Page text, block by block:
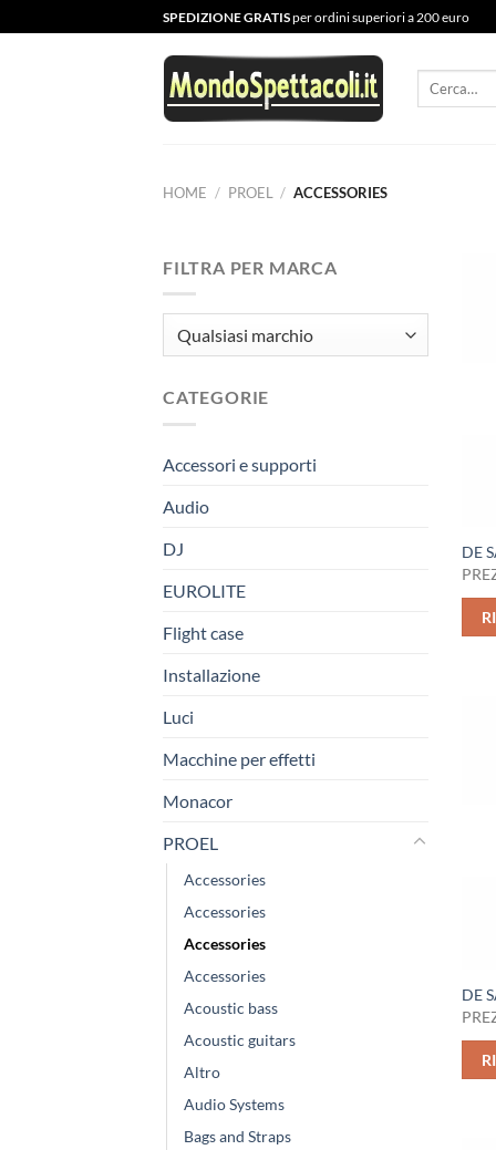
ai
SPEDIZIONE GRATISper ordini superiori a 200 euro
Cerca:
HOME / PROEL / ACCESSORIES
FILTRA PER MARCA
CATEGORIE
Accessori e supporti
Audio
DJ
EUROLITE
Flight case
Installazione
Luci
Macchine per effetti
Monacor
PROEL
Accessories
Accessories
Accessories
Accessories
Acoustic bass
Acoustic guitars
Altro
Audio Systems
Bags and Straps
DE
DE